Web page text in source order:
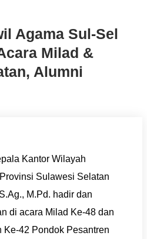
Agama Sul-Sel
Milad &
Alumni
Kantor Wilayah
Sulawesi Selatan
M.Pd. hadir dan
di acara Milad Ke-48 dan
Ke-42 Pondok Pesantren